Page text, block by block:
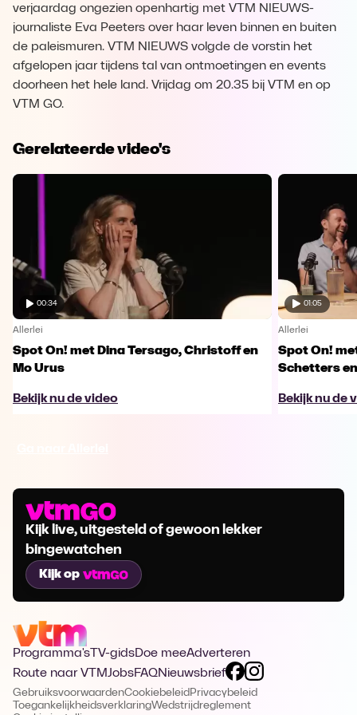
verjaardag ongezien openhartig met VTM NIEUWS-
journaliste Eva Peeters over haar leven binnen en buiten
de paleismuren. VTM NIEUWS volgde de vorstin het
afgelopen jaar tijdens tal van ontmoetingen en events
doorheen het hele land. Vrijdag om 20.35 bij VTM en op
VTM GO.
Gerelateerde video's
00:34
Allerlei
Spot On! met Dina Tersago, Christoff en
Mo Urus
Bekijk nu de video
01:05
Allerlei
Spot On!
Schetters
Bekijk nu de
Kijk live, uitgesteld of gewoon lekker
bingewatchen
Kijk op
Programma's TV-gidsDoe meeAdverteren
Route naar VTMJobsFAQNieuwsbrief
GebruiksvoorwaardenCookiebeleid Privacybeleid
ToegankelijkheidsverklaringWedstrijdreglement